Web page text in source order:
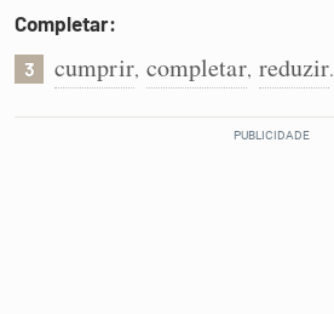
Dicionário
Completar:
3 cumprir, completar, reduzir.